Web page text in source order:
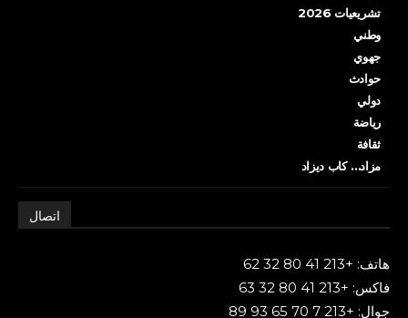
تشريعيات 2026
وطني
جهوي
حوادث
دولي
رياضة
ثقافة
مزاد… كاب ديزاد
اتصال
هاتف: +213 41 80 32 62
فاكس: +213 41 80 32 63
جوال: +213 7 70 65 93 89